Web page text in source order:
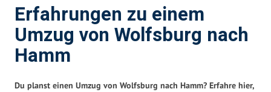
Erfahrungen zu einem
Umzug von Wolfsburg nach
Hamm
Du planst einen Umzug von Wolfsburg nach Hamm? Erfahre hier,